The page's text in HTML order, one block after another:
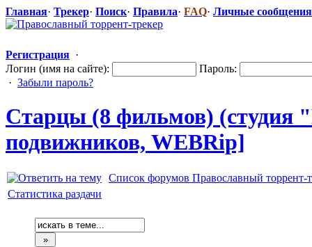
Главная· Трекер· Поиск· Правила· FAQ· Личные сообщения
Регистрация ·
Логин (имя на сайте):
Пароль:
· Забыли пароль?
Старцы (8 фильмов) (студия
подвижников, ​ WEBRip]
Список форумов Православный торрент-
Статистика раздачи